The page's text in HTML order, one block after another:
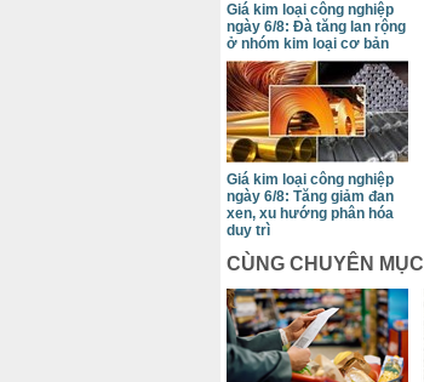
Giá kim loại công nghiệp
ngày 6/8: Đà tăng lan rộng
ở nhóm kim loại cơ bản
Giá kim loại công nghiệp
ngày 6/8: Tăng giảm đan
xen, xu hướng phân hóa
duy trì
CÙNG CHUYÊN MỤC